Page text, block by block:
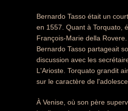
Bernardo Tasso était un
en 1557. Quant à Torquato,
François-Marie della
Bernardo Tasso partageait
discussion avec les
L'Arioste. Torquato grandit
sur le caractère de
À Venise, où son père